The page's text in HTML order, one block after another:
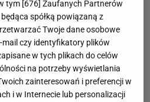
Fenty
20 lutego 1988 r., Saint
tym [ 676 ] Zaufanych Partnerów
spółką powiązaną z
Twoje dane osobowe
mail czy identyfikatory plików
w tych plikach do celów
na potrzeby wyświetlania
zainteresowań i preferencji w
i w Internecie lub personalizacji